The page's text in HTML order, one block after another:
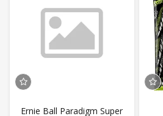
Ernie Ball Paradigm Super